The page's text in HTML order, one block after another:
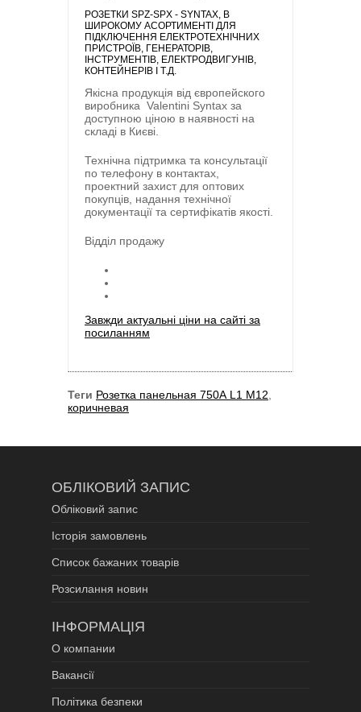
РОЗЕТКИ SPZ-SPX - SYNTAX, В
ШИРОКОМУ АСОРТИМЕНТІ ДЛЯ
ПІДКЛЮЧЕННЯ ЕЛЕКТРОТЕХНІЧНИХ
ПРИСТРОЇВ, ГЕНЕРАТОРІВ,
ІНСТРУМЕНТІВ, ЕЛЕКТРОДВИГУНІВ,
КОНТЕЙНЕРІВ І Т.Д.
Якісна продукція від європейского
виробника Valentini Syntax за
доступною ціною в наявності на
складі в Києві.
Технічна підтримка та консультації
по телефону в контактах,
проектний захист для оптових
покупців, надання технічної
документації та сертифікатів якості.
Відділ продажу
Завжди актуальні ціни на сайті за
посиланням
Теги Розетка панельная 750А L1 М12
коричневая
ОБЛІКОВИЙ ЗАПИС
Обліковий запис
Історія замовлень
Список бажаних товарів
Розсилання новин
ІНФОРМАЦІЯ
О компании
Вакансії
Політика безпеки